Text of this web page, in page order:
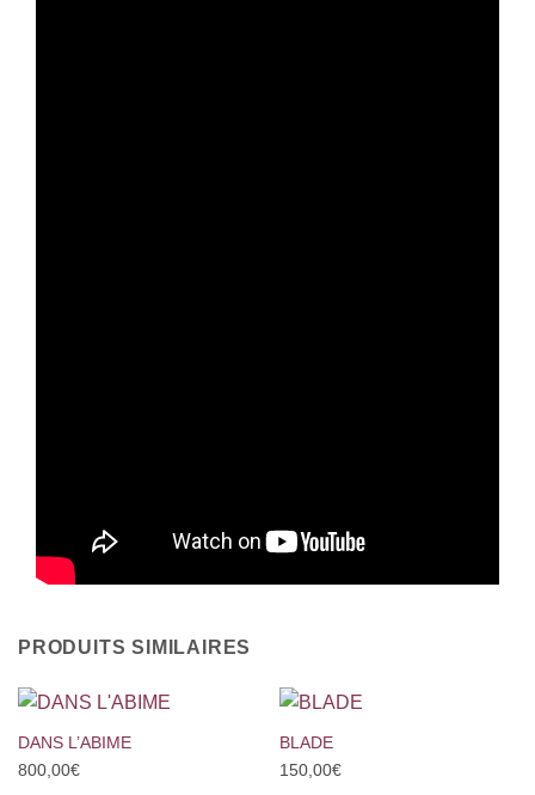
PRODUITS SIMILAIRES
DANS L’ABIME
800,00€
BLADE
150,00€